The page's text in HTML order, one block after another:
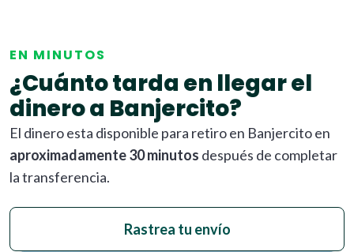
EN MINUTOS
¿Cuánto tarda en llegar el
dinero a Banjercito?
El dinero esta disponible para retiro en Banjercito en
aproximadamente 30 minutos después de completar
la transferencia.
Rastrea tu envío